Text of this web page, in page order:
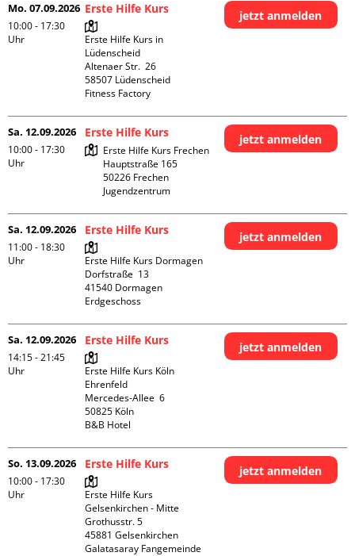
Mo. 07.09.2026
10:00 - 17:30
Uhr
Erste Hilfe Kurs
Erste Hilfe Kurs in
Lüdenscheid
Altenaer Str.  26
58507 Lüdenscheid
Fitness Factory
jetzt anmelden
Sa. 12.09.2026
10:00 - 17:30
Uhr
Erste Hilfe Kurs
Erste Hilfe Kurs Frechen
Hauptstraße 165
50226 Frechen
Jugendzentrum
jetzt anmelden
Sa. 12.09.2026
11:00 - 18:30
Uhr
Erste Hilfe Kurs
Erste Hilfe Kurs Dormagen
Dorfstraße  13
41540 Dormagen
Erdgeschoss
jetzt anmelden
Sa. 12.09.2026
14:15 - 21:45
Uhr
Erste Hilfe Kurs
Erste Hilfe Kurs Köln
Ehrenfeld
Mercedes-Allee  6
50825 Köln
B&B Hotel
jetzt anmelden
So. 13.09.2026
10:00 - 17:30
Uhr
Erste Hilfe Kurs
Erste Hilfe Kurs
Gelsenkirchen - Mitte
Grothusstr. 5
45881 Gelsenkirchen
Galatasaray Fangemeinde
jetzt anmelden